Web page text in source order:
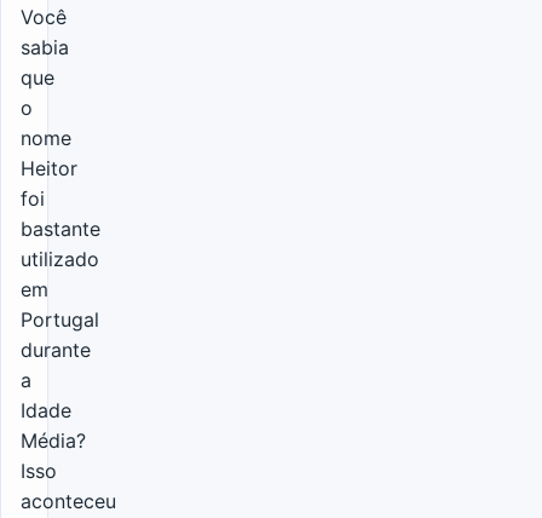
Você
sabia
que
o
nome
Heitor
foi
bastante
utilizado
em
Portugal
durante
a
Idade
Média?
Isso
aconteceu